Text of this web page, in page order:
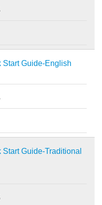
Start Guide-English
Guide-Traditional